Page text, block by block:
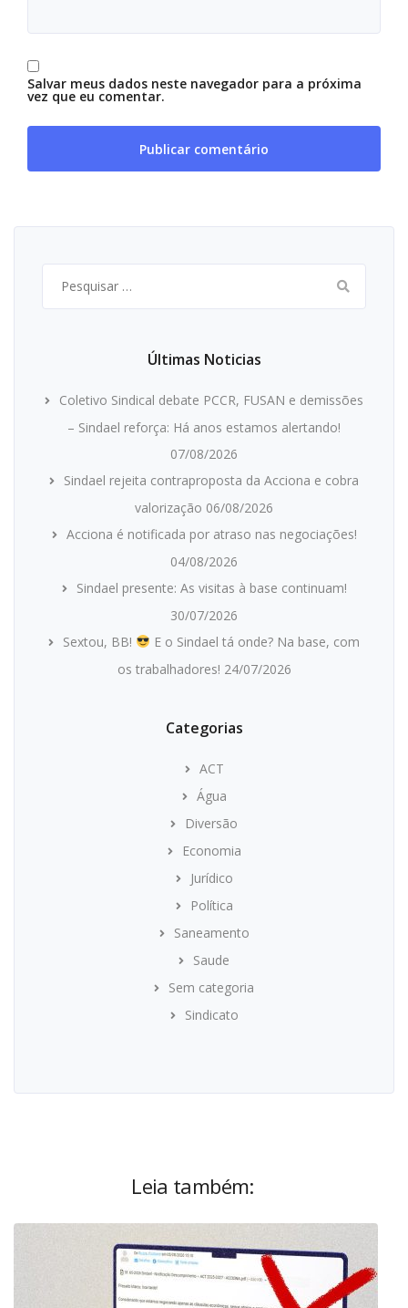
Salvar meus dados neste navegador para a próxima
vez que eu comentar.
por:
Últimas Noticias
Coletivo Sindical debate PCCR, FUSAN e demissões
– Sindael reforça: Há anos estamos alertando!
07/08/2026
Sindael rejeita contraproposta da Acciona e cobra
valorização 06/08/2026
Acciona é notificada por atraso nas negociações!
04/08/2026
Sindael presente: As visitas à base continuam!
30/07/2026
Sextou, BB!
E o Sindael tá onde? Na base, com
os trabalhadores! 24/07/2026
Categorias
ACT
Água
Diversão
Economia
Jurídico
Política
Saneamento
Saude
Sem categoria
Sindicato
Leia também: